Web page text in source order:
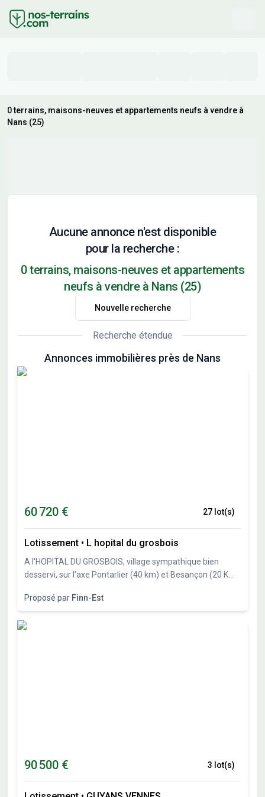
0 terrains, maisons-neuves et appartements neufs à vendre à
Nans (25)
Aucune annonce n'est disponible
pour la recherche :
0 terrains, maisons-neuves et appartements
neufs à vendre à Nans (25)
Nouvelle recherche
Recherche étendue
Annonces immobilières près de Nans
60 720 € 27 lot(s)
Lotissement • L hopital du grosbois
A l'HOPITAL DU GROSBOIS, village sympathique bien
desservi, sur l'axe Pontarlier (40 km) et Besançon (20 Km),
27 parcelles de 551m² à 838 m². Libre constructeur.
Proposé par Finn-Est
90 500 € 3 lot(s)